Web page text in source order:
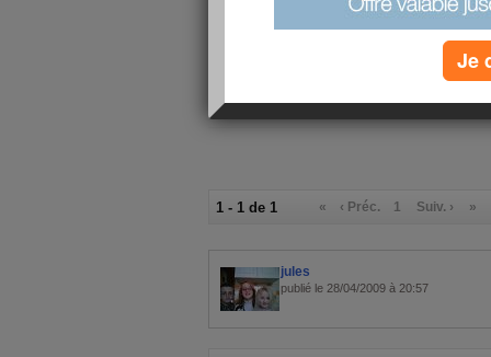
1 - 1 de 1 « ‹ Préc. 1 Suiv. › »
jules
publié le 28/04/2009 à 20:57
Je